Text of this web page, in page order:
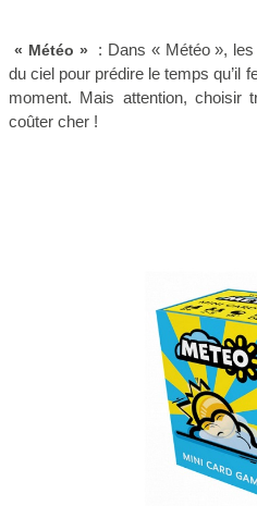
« Météo »
: Dans « Météo »,
du ciel pour prédire le temps qu’il
moment. Mais attention, choisir
coûter cher !